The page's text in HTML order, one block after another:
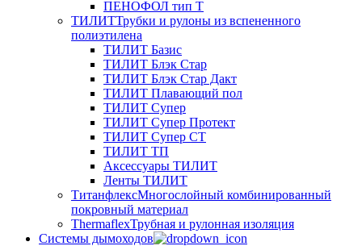
ПЕНОФОЛ тип T
ТИЛИТТрубки и рулоны из вспененного
полиэтилена
ТИЛИТ Базис
ТИЛИТ Блэк Стар
ТИЛИТ Блэк Стар Дакт
ТИЛИТ Плавающий пол
ТИЛИТ Супер
ТИЛИТ Супер Протект
ТИЛИТ Супер СТ
ТИЛИТ ТП
Аксессуары ТИЛИТ
Ленты ТИЛИТ
ТитанфлексМногослойный комбинированный
покровный материал
ThermaflexТрубная и рулонная изоляция
Cистемы дымоходов